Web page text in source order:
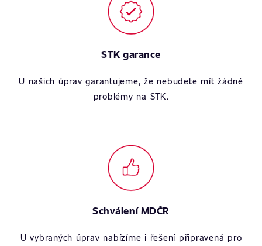
STK garance
U našich úprav garantujeme, že nebudete mít žádné
problémy na STK.
Schválení MDČR
U vybraných úprav nabízíme i řešení připravená pro